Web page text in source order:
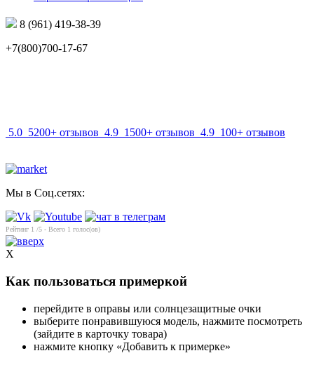
8 (961) 419-38-39
+7(800)700-17-67
5.0 5200+ отзывов 4.9 1500+ отзывов 4.9 100+ отзывов
Мы в Соц.сетях:
Рейтинг 1 /5 - Всего 1 голос(ов)
X
Как пользоваться примеркой
перейдите в оправы или солнцезащитные очки
выберите понравившуюся модель, нажмите посмотреть
(зайдите в карточку товара)
нажмите кнопку «Добавить к примерке»